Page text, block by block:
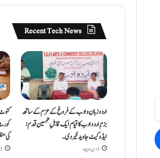
Recent Tech News
اردو زبان و ادب کے فروغ کے عزم کے ساتھ
بزمِ اردو ادب کا قیام ایک قابلِ تحسین قدم :
ایڈوکیٹ جاوید خیردی۔
1 دن ago
کی
3 دن ago